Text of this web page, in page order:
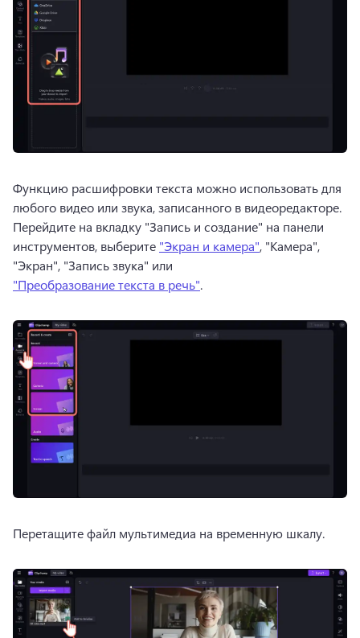
Функцию расшифровки текста можно использовать для
Перейдите на вкладку "Запись и создание" на панели
инструментов, выберите "Экран и камера", "Камера",
"Экран", "Запись звука" или
"Преобразование текста в речь".
Перетащите файл мультимедиа на временную шкалу.